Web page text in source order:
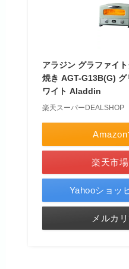
アラジン グラファイ
焼き AGT-G13B(G)
ワイト Aladdin
楽天スーパーDEALSHOP
Amazon
楽天市
Yahooショッ
メルカ